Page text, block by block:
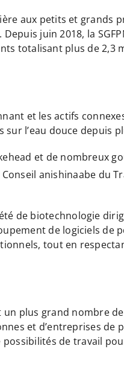
aux petits et grands
juin 2018, la
totalisant plus de 2,3
et les actifs
l’eau douce depuis
et de nombreux
anishinaabe du
de biotechnologie
de logiciels de
tout en
un plus grand nombre
et d’entreprises de
de travail